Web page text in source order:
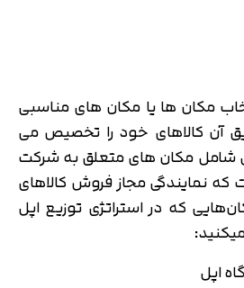
مکان ها یا مکان های مناسبی
آن کالاهای خود را تخصیص می
شامل مکان های متعلق به شرکت
نمایندگی مجاز فروش کالاهای
که در استراتژی توزیع اپل
اپل